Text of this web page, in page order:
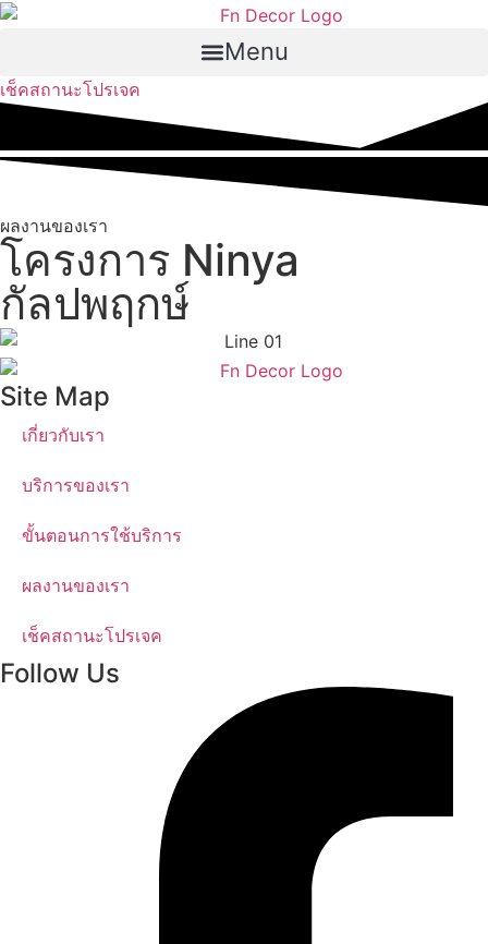
Skip
Menu
เช็คสถานะโปรเจค
ผลงานของเรา
โครงการ Ninya
กัลปพฤกษ์
Site Map
เกี่ยวกับเรา
บริการของเรา
ขั้นตอนการใช้บริการ
ผลงานของเรา
เช็คสถานะโปรเจค
Follow Us